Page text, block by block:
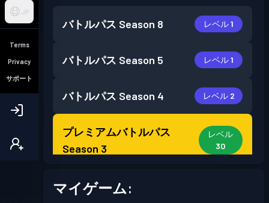
JP
Terms
Privacy
サポート
バトルパス Season 8 レベル 1
バトルパス Season 5 レベル 1
バトルパス Season 4 レベル 2
プレミアムバトルパス
Season 3
レベル
30
マイゲーム: